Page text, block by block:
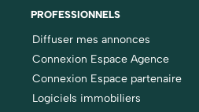
PROFESSIONNELS
Diffuser mes annonces
Connexion Espace Agence
Connexion Espace partenaire
Logiciels immobiliers